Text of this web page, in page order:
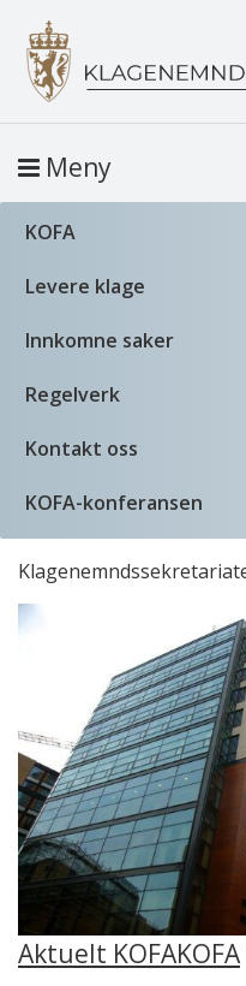
Meny
KOFA
Levere klage
Innkomne saker
Regelverk
Kontakt oss
KOFA-konferansen
Aktuelt KOFAKOFA